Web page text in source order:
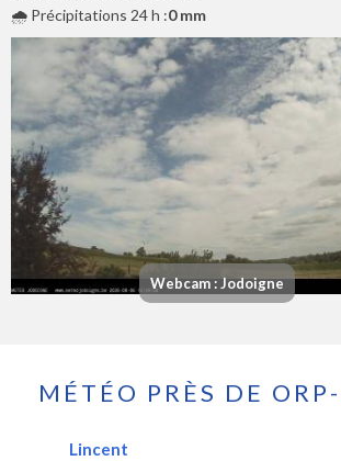
🌧️ Précipitations 24 h :0 mm
Webcam : Jodoigne
MÉTÉO PRÈS DE
Lincent